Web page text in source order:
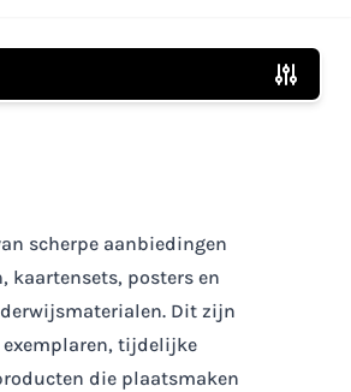
scherpe aanbiedingen
kaartensets, posters en
Dit zijn
exemplaren, tijdelijke
die plaatsmaken